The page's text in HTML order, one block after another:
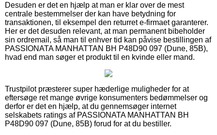
Desuden er det en hjælp at man er klar over de mest
centrale bestemmelser der kan have betydning for
transaktionen, til eksempel den returret e-firmaet garanterer.
Her er det desuden relevant, at man permanent bibeholder
sin ordremail, så man til enhver tid kan påvise bestillingen af
PASSIONATA MANHATTAN BH P48D90 097 (Dune, 85B),
hvad end man søger et produkt til en kvinde eller mand.
Trustpilot præsterer super hæderlige muligheder for at
eftersøge ret mange øvrige konsumenters bedømmelser og
derfor er det en hjælp, at du gennemsøger internet
selskabets ratings af PASSIONATA MANHATTAN BH
P48D90 097 (Dune, 85B) forud for at du bestiller.